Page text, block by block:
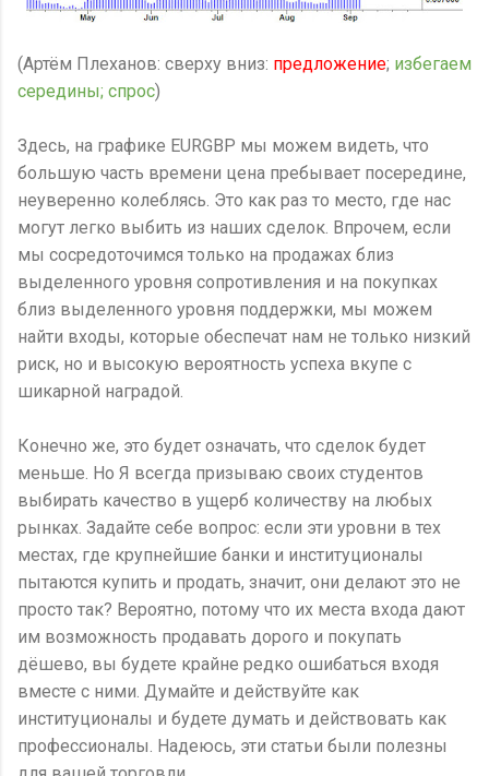
(Артём Плеханов: сверху вниз: предложение; избегаем
середины; спрос)
Здесь, на графике EURGBP мы можем видеть, что
большую часть времени цена пребывает посередине,
неуверенно колеблясь. Это как раз то место, где нас
могут легко выбить из наших сделок. Впрочем, если
мы сосредоточимся только на продажах близ
выделенного уровня сопротивления и на покупках
близ выделенного уровня поддержки, мы можем
найти входы, которые обеспечат нам не только низкий
риск, но и высокую вероятность успеха вкупе с
шикарной наградой.
Конечно же, это будет означать, что сделок будет
меньше. Но Я всегда призываю своих студентов
выбирать качество в ущерб количеству на любых
рынках. Задайте себе вопрос: если эти уровни в тех
местах, где крупнейшие банки и институционалы
пытаются купить и продать, значит, они делают это не
просто так? Вероятно, потому что их места входа дают
им возможность продавать дорого и покупать
дёшево, вы будете крайне редко ошибаться входя
вместе с ними. Думайте и действуйте как
институционалы и будете думать и действовать как
профессионалы. Надеюсь, эти статьи были полезны